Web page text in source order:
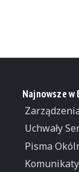
Najnowsze w
Uchwały
Pisma